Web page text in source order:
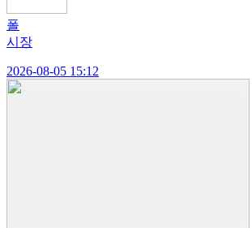
폴
시장
2026-08-05 15:12